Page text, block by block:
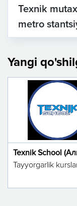
Texnik
metro
Yangi
Texnik School
Tayyorgarlik